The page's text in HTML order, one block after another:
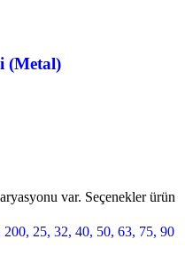
(Metal)
var. Seçenekler ürün
200, 25, 32, 40, 50, 63, 75, 90